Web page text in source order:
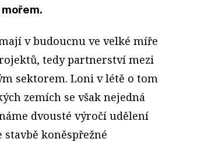
v budoucnu ve velké míře
tedy partnerství mezi
sektorem. Loni v létě o tom
zemích se však nejedná
dvousté výročí udělení
koněspřežné